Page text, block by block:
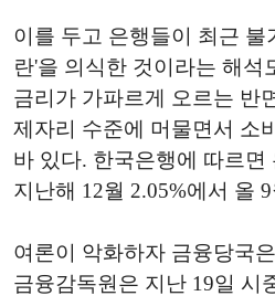
이를 두고 은행들이 최근 불
란'을 의식한 것이라는 해석
금리가 가파르게 오르는 반
제자리 수준에 머물면서 소
바 있다. 한국은행에 따르면
지난해 12월 2.05%에서 올 9
여론이 악화하자 금융당국은
금융감독원은 지난 19일 시